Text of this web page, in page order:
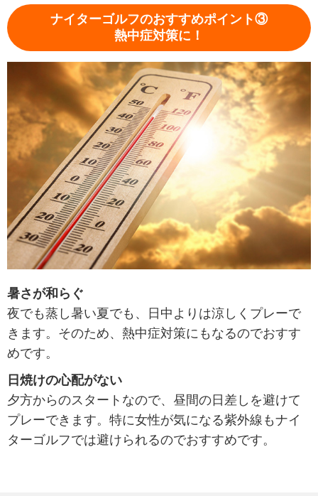
ナイターゴルフのおすすめポイント③
熱中症対策に！
暑さが和らぐ
夜でも蒸し暑い夏でも、日中よりは涼しくプレーで
きます。そのため、熱中症対策にもなるのでおすす
めです。
日焼けの心配がない
夕方からのスタートなので、昼間の日差しを避けて
プレーできます。特に女性が気になる紫外線もナイ
ターゴルフでは避けられるのでおすすめです。